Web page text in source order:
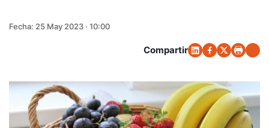
Fecha: 25 May 2023 · 10:00
Compartir